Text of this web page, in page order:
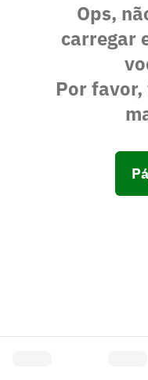
Ops,
carregar
Por